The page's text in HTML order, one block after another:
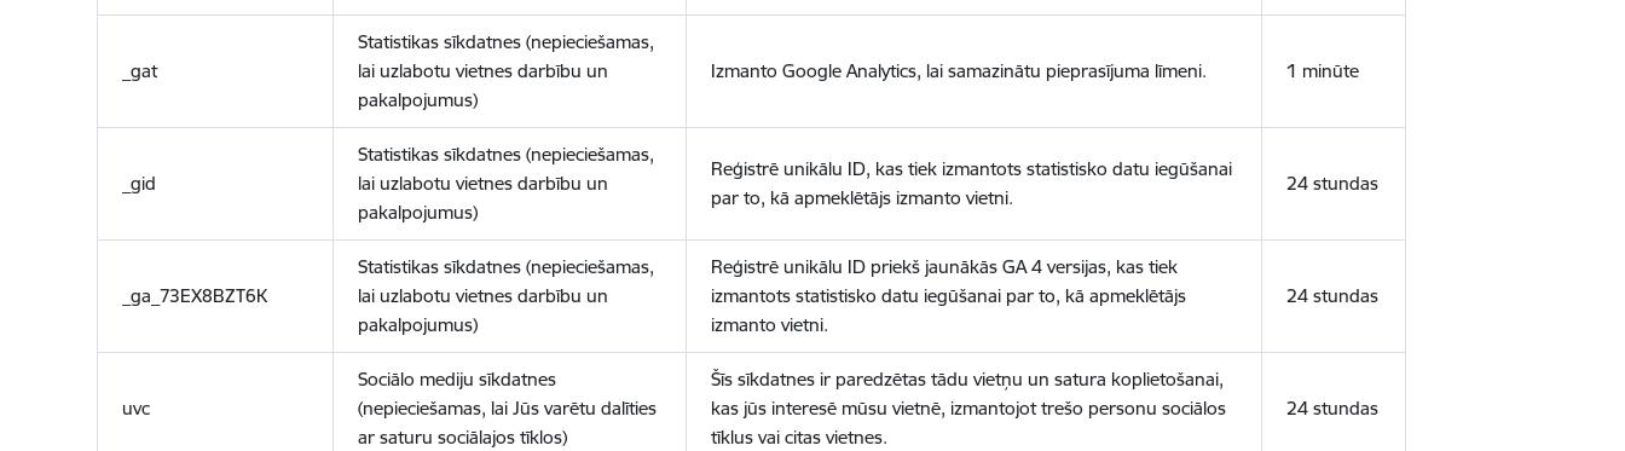
_gat
Statistikas sīkdatnes (nepieciešamas,
lai uzlabotu vietnes darbību un
pakalpojumus)
Izmanto Google Analytics, lai samazinātu pieprasījuma līmeni. 1 minūte
_gid
Statistikas sīkdatnes (nepieciešamas,
lai uzlabotu vietnes darbību un
pakalpojumus)
Reģistrē unikālu ID, kas tiek izmantots statistisko datu iegūšanai
par to, kā apmeklētājs izmanto vietni.
24 stundas
_ga_73EX8BZT6K
Statistikas sīkdatnes (nepieciešamas,
lai uzlabotu vietnes darbību un
pakalpojumus)
Reģistrē unikālu ID priekš jaunākās GA 4 versijas, kas tiek
izmantots statistisko datu iegūšanai par to, kā apmeklētājs
izmanto vietni.
24 stundas
uvc
Sociālo mediju sīkdatnes
(nepieciešamas, lai Jūs varētu dalīties
ar saturu sociālajos tīklos)
Šīs sīkdatnes ir paredzētas tādu vietņu un satura koplietošanai,
kas jūs interesē mūsu vietnē, izmantojot trešo personu sociālos
tīklus vai citas vietnes.
24 stundas